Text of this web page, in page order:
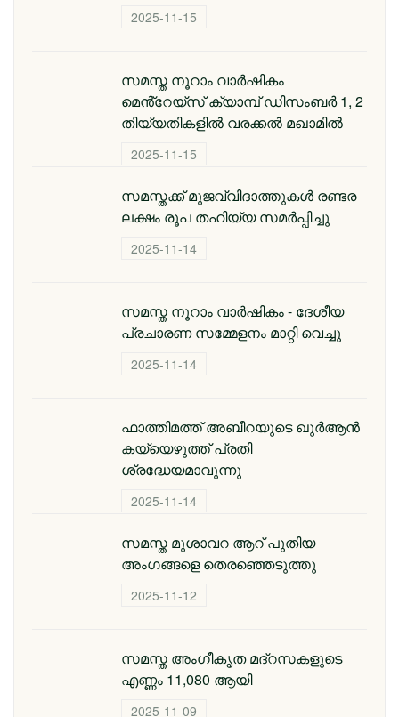
2025-11-15
സമസ്ത നൂറാം വാര്‍ഷികം
മെൻ്റേയ്സ് ക്യാമ്പ് ഡിസംബര്‍ 1, 2
തിയ്യതികളില്‍ വരക്കല്‍ മഖാമില്‍
2025-11-15
സമസ്തക്ക് മുജവ്വിദാത്തുകൾ രണ്ടര
ലക്ഷം രൂപ തഹിയ്യ സമർപ്പിച്ചു
2025-11-14
സമസ്ത നൂറാം വാര്‍ഷികം - ദേശീയ
പ്രചാരണ സമ്മേളനം മാറ്റി വെച്ചു
2025-11-14
ഫാത്തിമത്ത് അബീറയുടെ ഖുര്‍ആന്‍
കയ്യെഴുത്ത് പ്രതി
ശ്രദ്ധേയമാവുന്നു
2025-11-14
സമസ്ത മുശാവറ ആറ് പുതിയ
അംഗങ്ങളെ തെരഞ്ഞെടുത്തു
2025-11-12
സമസ്ത അംഗീകൃത മദ്റസകളുടെ
എണ്ണം 11,080 ആയി
2025-11-09